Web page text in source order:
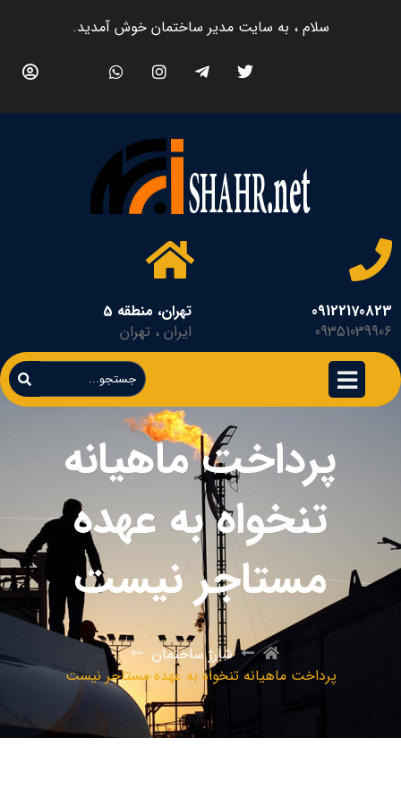
سلام ، به سایت مدیر ساختمان خوش آمدید.
09122170823
09351039906
تهران، منطقه 5
ایران ، تهران
پرداخت ماهیانه
تنخواه به عهده
مستاجر نیست
شارژ ساختمان
پرداخت ماهیانه تنخواه به عهده مستاجر نیست